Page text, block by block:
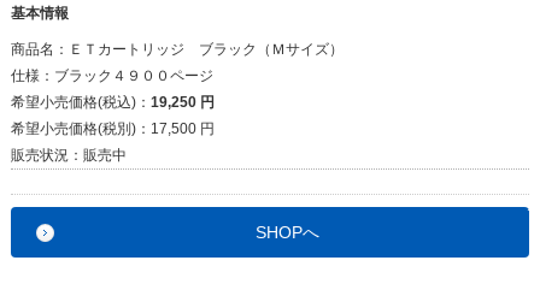
基本情報
商品名： ＥＴカートリッジ ブラック（Ｍサイズ）
仕様： ブラック４９００ページ
希望小売価格(税込)： 19,250 円
希望小売価格(税別)： 17,500 円
販売状況： 販売中
SHOPへ